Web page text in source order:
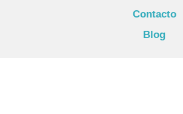
Contacto
Blog